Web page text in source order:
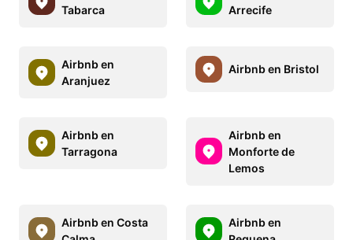
Tabarca
Arrecife
Airbnb en
Aranjuez
Airbnb en Bristol
Airbnb en
Tarragona
Airbnb en
Monforte de
Lemos
Airbnb en Costa
Airbnb en